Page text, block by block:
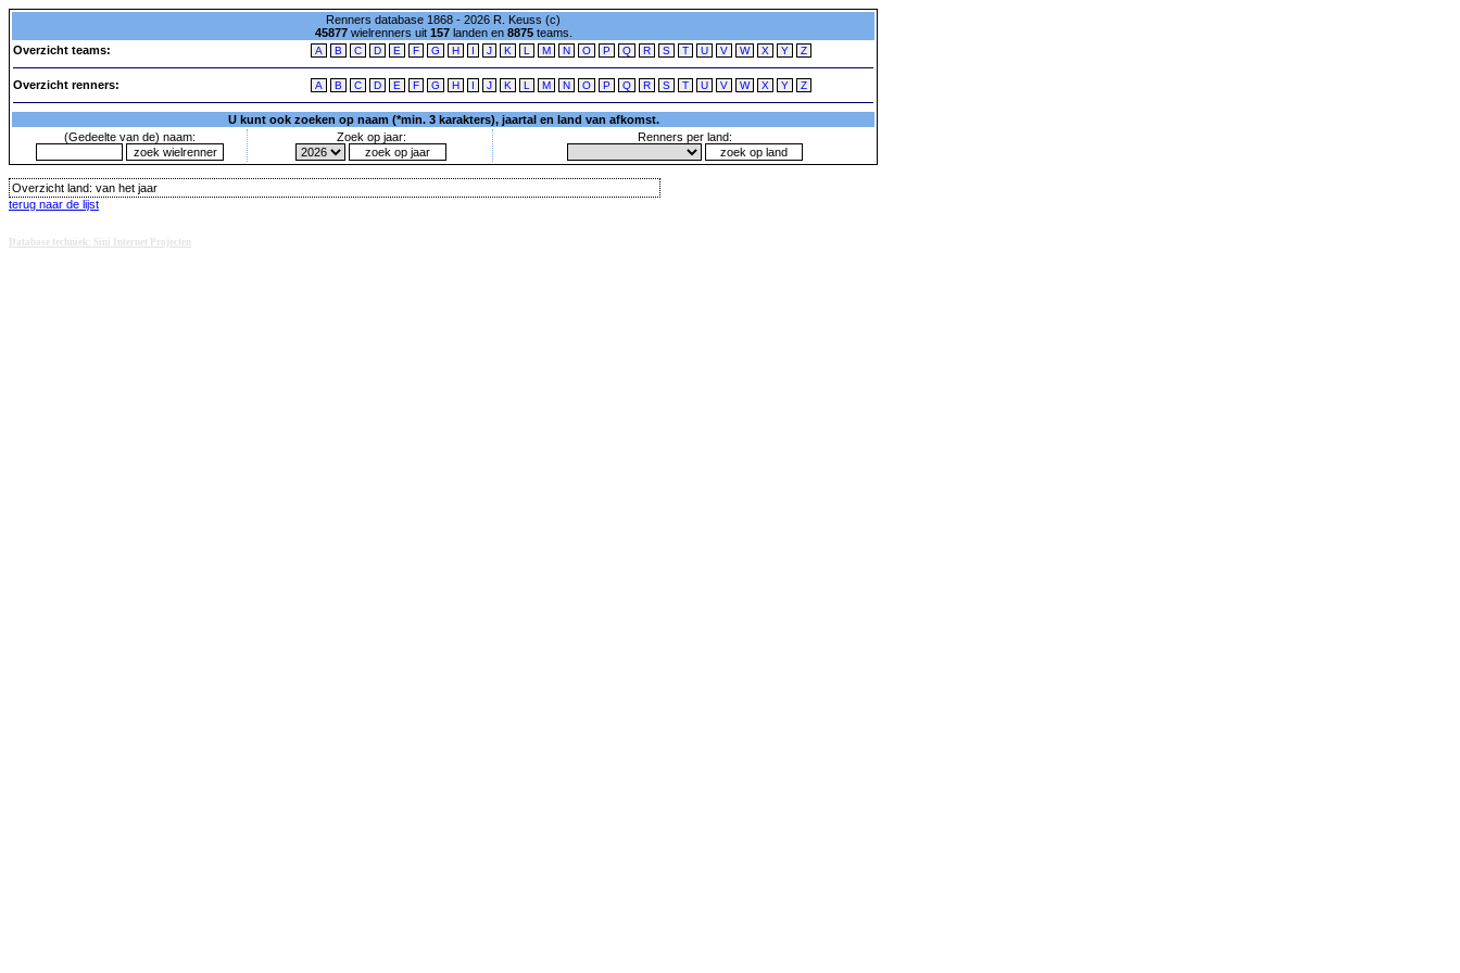
Renners database 1868 - 2026 R. Keuss (c)
45877wielrenners uit 157landen en 8875teams.
Overzicht teams:
A B C D E F G H I J K L M N O P Q R S T U V W X Y Z
Overzicht renners: A B C D E F G H I J K L M N O P Q R S T U V W X Y Z
U kunt ook zoeken op naam (*min. 3 karakters), jaartal en land van afkomst.
(Gedeelte van de) naam:
Zoek op jaar: Renners per land:
Overzicht land: van het jaar
terug naar de lijst
Database techniek: Sini Internet Projecten